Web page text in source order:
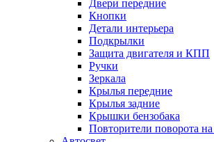
Двери передние
Кнопки
Детали интерьера
Подкрылки
Защита двигателя и КПП
Ручки
Зеркала
Крылья передние
Крылья задние
Крышки бензобака
Повторители поворота